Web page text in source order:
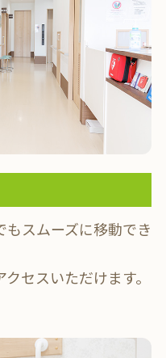
スムーズに移動でき
セスいただけます。